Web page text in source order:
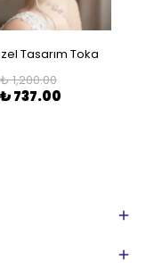
Tasarım Toka
₺ 1,200.00
₺ 737.00